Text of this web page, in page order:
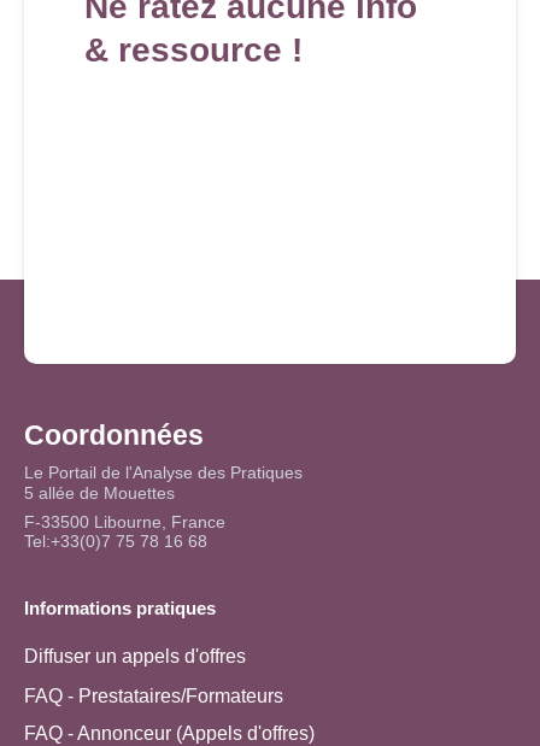
& ressource !
Coordonnées
Le Portail de l'Analyse des Pratiques
5 allée de Mouettes
F-33500 Libourne, France
Tel:+33(0)7 75 78 16 68
Informations pratiques
Diffuser un appels d'offres
FAQ - Prestataires/Formateurs
FAQ - Annonceur (Appels d'offres)